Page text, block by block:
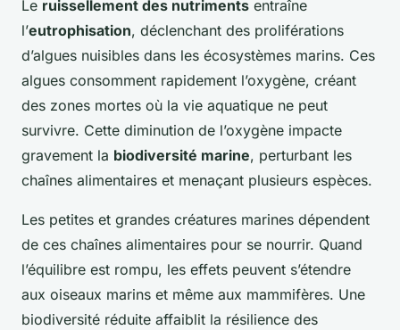
Le ruissellement des nutriments entraîne
l’eutrophisation, déclenchant des proliférations
d’algues nuisibles dans les écosystèmes marins. Ces
algues consomment rapidement l’oxygène, créant
des zones mortes où la vie aquatique ne peut
survivre. Cette diminution de l’oxygène impacte
gravement la biodiversité marine, perturbant les
chaînes alimentaires et menaçant plusieurs espèces.
Les petites et grandes créatures marines dépendent
de ces chaînes alimentaires pour se nourrir. Quand
l’équilibre est rompu, les effets peuvent s’étendre
aux oiseaux marins et même aux mammifères. Une
biodiversité réduite affaiblit la résilience des